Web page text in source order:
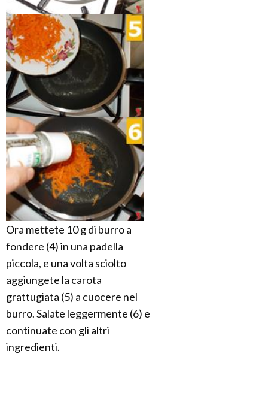
Ora mettete 10 g di burro a
fondere (4) in una padella
piccola, e una volta sciolto
aggiungete la carota
grattugiata (5) a cuocere nel
burro. Salate leggermente (6) e
continuate con gli altri
ingredienti.